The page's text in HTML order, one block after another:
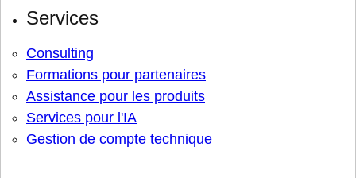
Services
Consulting
Formations pour partenaires
Assistance pour les produits
Services pour l'IA
Gestion de compte technique